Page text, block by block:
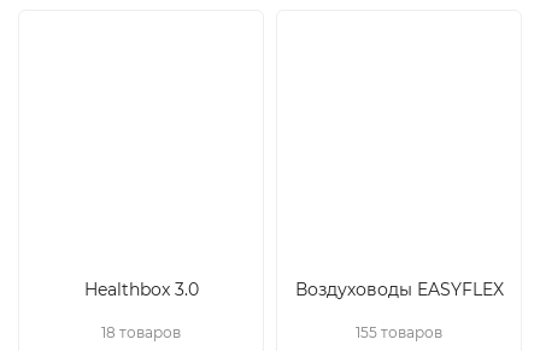
Healthbox 3.0
18 товаров
Воздуховоды EASYFLEX
155 товаров